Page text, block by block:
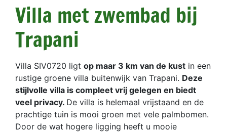
Villa met zwembad bij
Trapani
Villa SIV0720 ligt op maar 3 km van de kust in een
rustige groene villa buitenwijk van Trapani. Deze
stijlvolle villa is compleet vrij gelegen en biedt
veel privacy. De villa is helemaal vrijstaand en de
prachtige tuin is mooi groen met vele palmbomen.
Door de wat hogere ligging heeft u mooie